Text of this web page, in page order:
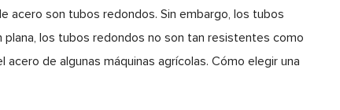
acero son tubos redondos. Sin embargo, los tubos
los tubos redondos no son tan resistentes como
de algunas máquinas agrícolas. Cómo elegir una